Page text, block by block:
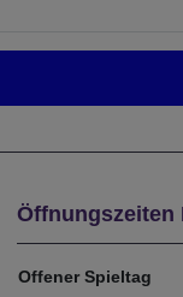
Öffnungszeiten
Offener Spieltag